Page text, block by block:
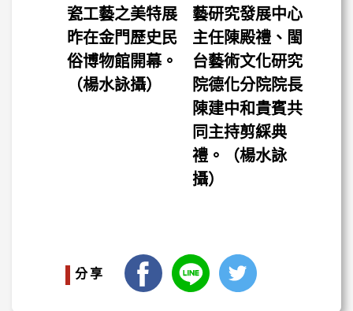
瓷工藝之美特展
昨在金門歷史民
俗博物館開幕。
（楊水詠攝）
藝研究發展中心
主任陳殿禮、閩
台藝術文化研究
院德化分院院長
陳建中和貴賓共
同主持剪綵典
禮。（楊水詠
攝）
分享 facebookLINE